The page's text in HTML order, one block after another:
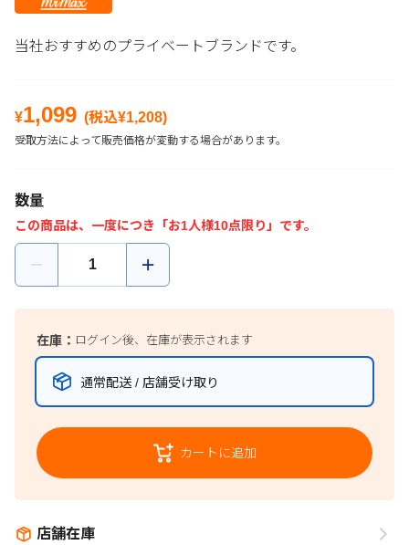
当社おすすめのプライベートブランドです。
¥1,099 (税込¥1,208)
受取方法によって販売価格が変動する場合があります。
数量
この商品は、一度につき「お1人様10点限り」です。
在庫： ログイン後、在庫が表示されます
通常配送 / 店舗受け取り
カートに追加
店舗在庫